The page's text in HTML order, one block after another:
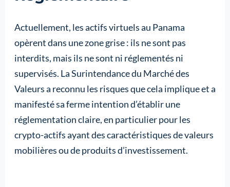
Actuellement, les actifs virtuels au Panama
opèrent dans une zone grise : ils ne sont pas
interdits, mais ils ne sont ni réglementés ni
supervisés. La Surintendance du Marché des
Valeurs a reconnu les risques que cela implique et a
manifesté sa ferme intention d’établir une
réglementation claire, en particulier pour les
crypto-actifs ayant des caractéristiques de valeurs
mobilières ou de produits d’investissement.